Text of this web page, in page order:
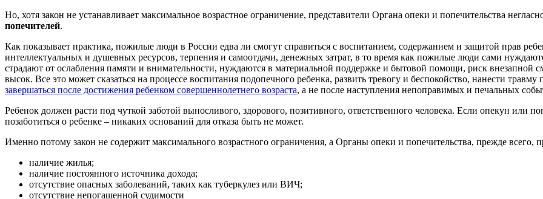
Но, хотя закон не устанавливает максимальное возрастное ограничение, представители Органа опеки и попечительства
попечителей.
Как показывает практика, пожилые люди в России едва ли смогут справиться с воспитанием, содержанием и защитой прав
интеллектуальных и душевных ресурсов, терпения и самоотдачи, денежных затрат, в то время как пожилые люди сами
страдают от ослабления памяти и внимательности, нуждаются в материальной поддержке и бытовой помощи, риск внезапной
высок. Все это может сказаться на процессе воспитания подопечного ребенка, развить тревогу и беспокойство, нанести
завершаться после достижения ребенком совершеннолетнего возраста, а не после наступления непоправимых и печальных
Ребенок должен расти под чуткой заботой выносливого, здорового, позитивного, ответственного человека. Если опекун или
позаботиться о ребенке – никаких оснований для отказа быть не может.
Именно потому закон не содержит максимального возрастного ограничения, а Органы опеки и попечительства, прежде
наличие жилья;
наличие постоянного источника дохода;
отсутствие опасных заболеваний, таких как туберкулез или ВИЧ;
отсутствие непогашенной судимости